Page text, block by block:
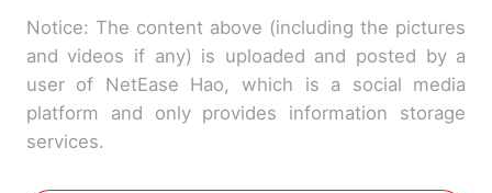
Notice: The content above (including the pictures
and videos if any) is uploaded and posted by a
user of NetEase Hao, which is a social media
platform and only provides information storage
services.